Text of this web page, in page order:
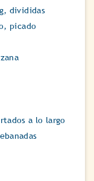
divididas
picado
a lo largo